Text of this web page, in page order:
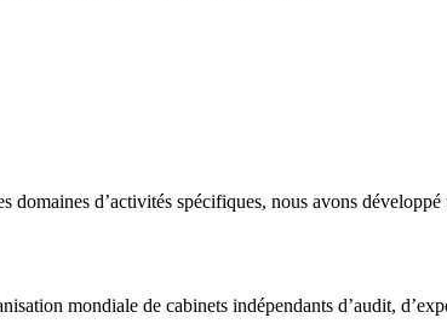
d’activités spécifiques, nous avons
mondiale de cabinets indépendants d’audit,